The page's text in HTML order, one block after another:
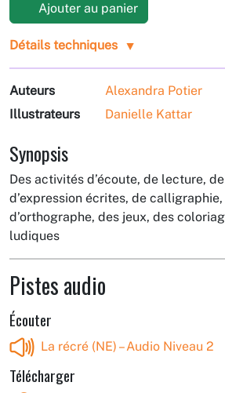
Ajouter au panier
Détails techniques
Auteurs
Alexandra Potier
Illustrateurs
Danielle Kattar
Synopsis
Des activités d’écoute, de lecture,
d’expression écrites, de
d’orthographe, des jeux, des
ludiques
Pistes audio
Écouter
La récré (NE) – Audio Niveau 2
Télécharger